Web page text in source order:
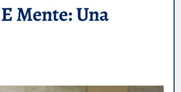
Mente: Una